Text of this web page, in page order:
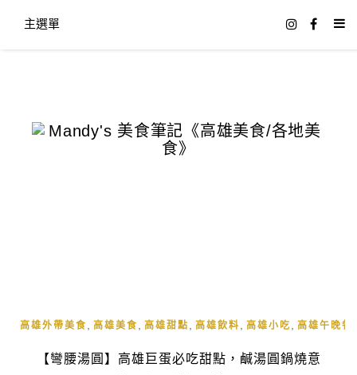
主選單
高雄外帶美食 高雄美食 高雄甜點 高雄飲料 高雄小吃 高雄午晚餐
【彎腰湯圓】高雄巨蛋必吃甜點，鹹湯圓鍋燒意